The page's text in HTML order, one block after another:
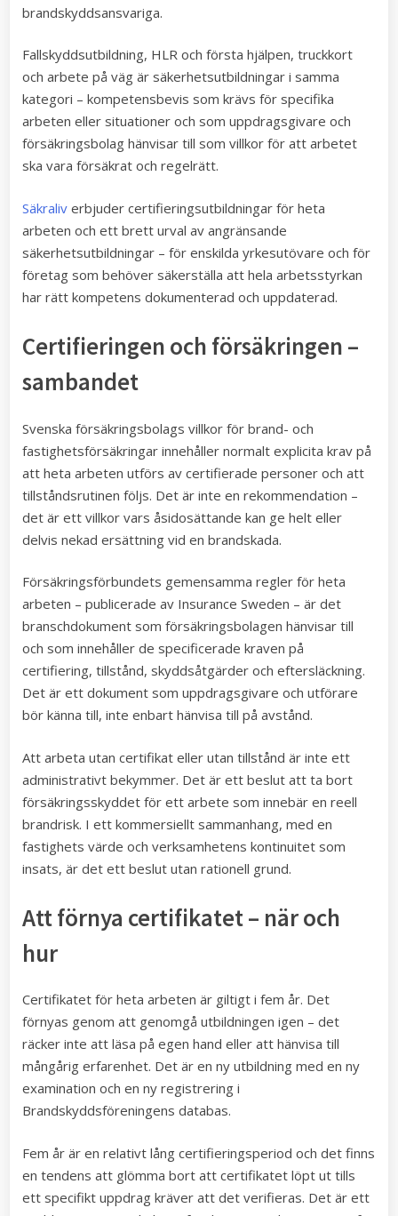
brandskyddsansvariga.
Fallskyddsutbildning, HLR och första hjälpen, truckkort
och arbete på väg är säkerhetsutbildningar i samma
kategori – kompetensbevis som krävs för specifika
arbeten eller situationer och som uppdragsgivare och
försäkringsbolag hänvisar till som villkor för att arbetet
ska vara försäkrat och regelrätt.
Säkraliv erbjuder certifieringsutbildningar för heta
arbeten och ett brett urval av angränsande
säkerhetsutbildningar – för enskilda yrkesutövare och för
företag som behöver säkerställa att hela arbetsstyrkan
har rätt kompetens dokumenterad och uppdaterad.
Certifieringen och försäkringen –
sambandet
Svenska försäkringsbolags villkor för brand- och
fastighetsförsäkringar innehåller normalt explicita krav på
att heta arbeten utförs av certifierade personer och att
tillståndsrutinen följs. Det är inte en rekommendation –
det är ett villkor vars åsidosättande kan ge helt eller
delvis nekad ersättning vid en brandskada.
Försäkringsförbundets gemensamma regler för heta
arbeten – publicerade av Insurance Sweden – är det
branschdokument som försäkringsbolagen hänvisar till
och som innehåller de specificerade kraven på
certifiering, tillstånd, skyddsåtgärder och eftersläckning.
Det är ett dokument som uppdragsgivare och utförare
bör känna till, inte enbart hänvisa till på avstånd.
Att arbeta utan certifikat eller utan tillstånd är inte ett
administrativt bekymmer. Det är ett beslut att ta bort
försäkringsskyddet för ett arbete som innebär en reell
brandrisk. I ett kommersiellt sammanhang, med en
fastighets värde och verksamhetens kontinuitet som
insats, är det ett beslut utan rationell grund.
Att förnya certifikatet – när och
hur
Certifikatet för heta arbeten är giltigt i fem år. Det
förnyas genom att genomgå utbildningen igen – det
räcker inte att läsa på egen hand eller att hänvisa till
mångårig erfarenhet. Det är en ny utbildning med en ny
examination och en ny registrering i
Brandskyddsföreningens databas.
Fem år är en relativt lång certifieringsperiod och det finns
en tendens att glömma bort att certifikatet löpt ut tills
ett specifikt uppdrag kräver att det verifieras. Det är ett